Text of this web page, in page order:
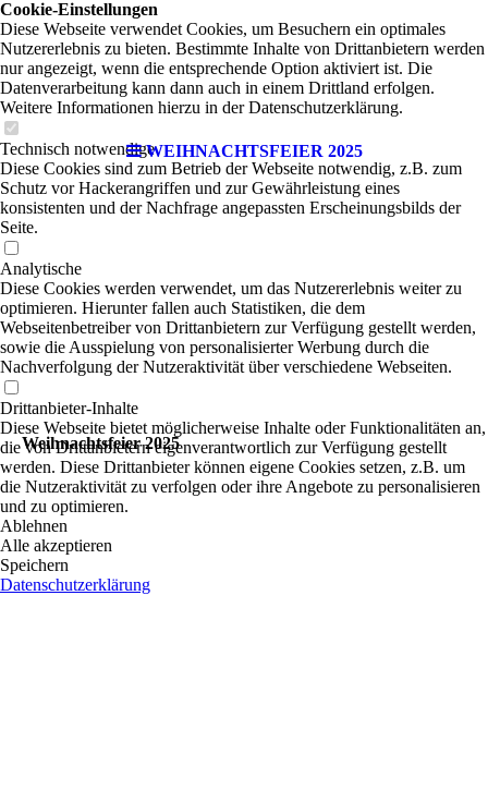
WEIHNACHTSFEIER 2025
Weihnachtsfeier 2025
Cookie-Einstellungen
Diese Webseite verwendet Cookies, um Besuchern ein optimales
Nutzererlebnis zu bieten. Bestimmte Inhalte von Drittanbietern werden
nur angezeigt, wenn die entsprechende Option aktiviert ist. Die
Datenverarbeitung kann dann auch in einem Drittland erfolgen.
Weitere Informationen hierzu in der Datenschutzerklärung.
Technisch notwendige
Diese Cookies sind zum Betrieb der Webseite notwendig, z.B. zum
Schutz vor Hackerangriffen und zur Gewährleistung eines
konsistenten und der Nachfrage angepassten Erscheinungsbilds der
Seite.
Analytische
Diese Cookies werden verwendet, um das Nutzererlebnis weiter zu
optimieren. Hierunter fallen auch Statistiken, die dem
Webseitenbetreiber von Drittanbietern zur Verfügung gestellt werden,
sowie die Ausspielung von personalisierter Werbung durch die
Nachverfolgung der Nutzeraktivität über verschiedene Webseiten.
Drittanbieter-Inhalte
Diese Webseite bietet möglicherweise Inhalte oder Funktionalitäten an,
die von Drittanbietern eigenverantwortlich zur Verfügung gestellt
werden. Diese Drittanbieter können eigene Cookies setzen, z.B. um
die Nutzeraktivität zu verfolgen oder ihre Angebote zu personalisieren
und zu optimieren.
Ablehnen
Alle akzeptieren
Speichern
Datenschutzerklärung